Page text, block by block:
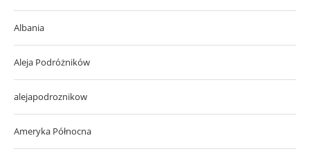
Albania
Aleja Podróżników
alejapodroznikow
Ameryka Północna